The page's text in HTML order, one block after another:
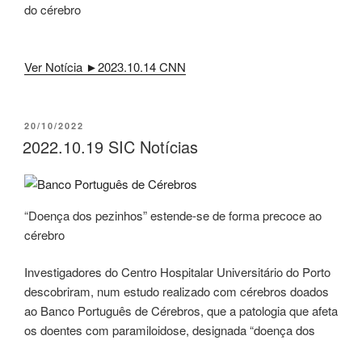
do cérebro
Ver Notícia ►2023.10.14 CNN
PUBLICADO
EM
20/10/2022
2022.10.19 SIC Notícias
“Doença dos pezinhos” estende-se de forma precoce ao
cérebro
Investigadores do Centro Hospitalar Universitário do Porto
descobriram, num estudo realizado com cérebros doados
ao Banco Português de Cérebros, que a patologia que afeta
os doentes com paramiloidose, designada “doença dos